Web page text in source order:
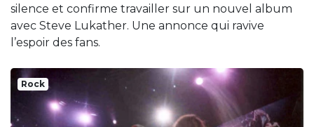
silence et confirme travailler sur un nouvel album
avec Steve Lukather. Une annonce qui ravive
l’espoir des fans.
Rock